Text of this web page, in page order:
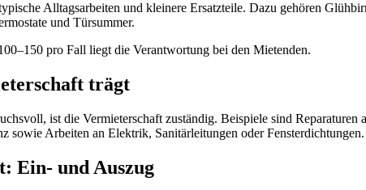
Alltagsarbeiten und kleinere Ersatzteile. Dazu gehören
und Türsummer.
pro Fall liegt die Verantwortung bei den Mietenden.
trägt
ist die Vermieterschaft zuständig. Beispiele sind
sowie Arbeiten an Elektrik, Sanitärleitungen oder Fensterdichtungen.
Ein- und Auszug